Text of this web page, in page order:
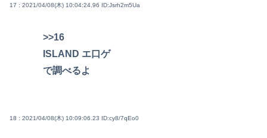
17 : 2021/04/08(木) 10:04:24.96 ID:Jsrh2m5Ua
>>16
ISLAND エ口ゲ
で調べるよ
18 : 2021/04/08(木) 10:09:06.23 ID:cy8/7qEo0